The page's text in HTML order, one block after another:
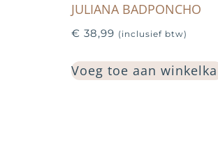
JULIANA BADPONCHO
€ 38,99 (inclusief btw)
Voeg toe aan